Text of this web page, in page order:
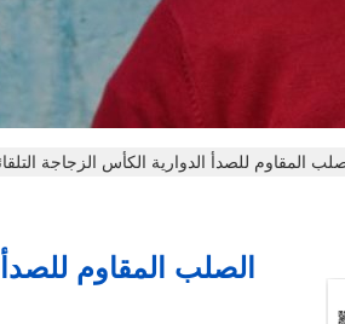
المقاوم للصدأ الدوارية الكأس الزجاجة
الصلب المقاوم